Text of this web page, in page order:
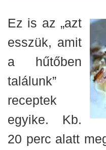
Ez is az „azt
esszük, amit
a hűtőben
találunk”
receptek
egyike. Kb.
20 perc alatt